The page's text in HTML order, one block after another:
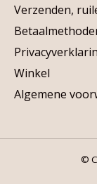
Verzenden,
Winkel
Algemene
©